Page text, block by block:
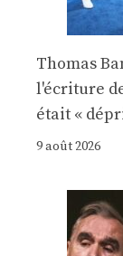
Thomas
l'écriture
était «
9 août 2026